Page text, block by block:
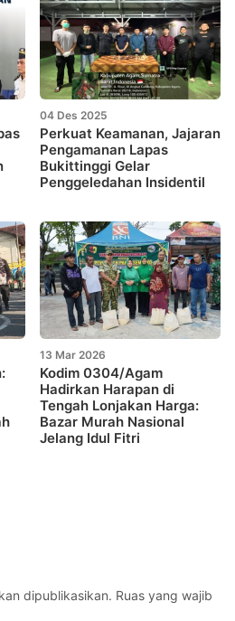
04 Des 2025
Perkuat Keamanan, Jajaran
Pengamanan Lapas
Bukittinggi Gelar
Penggeledahan Insidentil
13 Mar 2026
Kodim 0304/Agam
Hadirkan Harapan di
Tengah Lonjakan Harga:
Bazar Murah Nasional
Jelang Idul Fitri
dipublikasikan. Ruas yang wajib